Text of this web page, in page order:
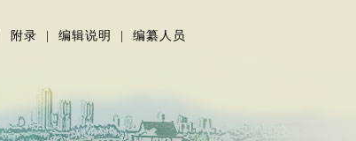
附录 编辑说明 编纂人员